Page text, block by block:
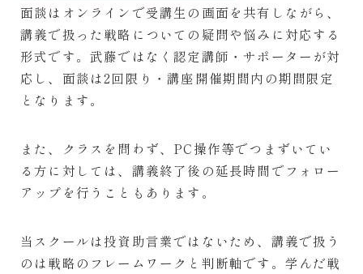
面談はオンラインで受講生の画面を共有しながら、
講義で扱った戦略についての疑問や悩みに対応する
形式です。武藤ではなく認定講師・サポーターが対
応し、面談は2回限り・講座開催期間内の期間限定
となります。
また、クラスを問わず、PC操作等でつまずいてい
る方に対しては、講義終了後の延長時間でフォロー
アップを行うこともあります。
当スクールは投資助言業ではないため、講義で扱う
のは戦略のフレームワークと判断軸です。学んだ戦